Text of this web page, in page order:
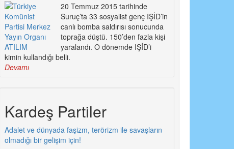
20 Temmuz 2015 tarihinde
Suruç’ta 33 sosyalist genç IŞİD’in
canlı bomba saldırısı sonucunda
toprağa düştü. 150’den fazla kişi
yaralandı. O dönemde IŞİD’i
kimin kullandığı belli.
Devamı
Kardeş Partiler
Adalet ve dünyada faşizm, terörizm ile savaşların
olmadığı bir gelişim için!